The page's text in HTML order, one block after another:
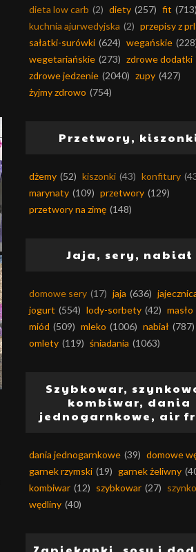
dieta low carb (2) diety (257) fit (713)
kuchnia ajurwedyjska (2) przepisy z
sałatki-surówki (624) wegańskie
wegetariańskie (273) zdrowe dodatki
zdrowe jedzenie (2040) zupy (427)
żyjmy zdrowo (754)
Przetwory,
dżemy (52) kiszonki (43) konfitury
marynaty (109) przetwory (129)
przetwory na zimę (148)
Jaja, sery, nabiał
domowe sery (17) jaja (636)
jogurt (554) lody-sorbety (42) masło
miód (509) mleko (1006) nabiał (787)
omlety (119) śniadania (1063)
Szybkowar,
kombiwar, dania
jednogarnkowe, air
dania jednogarnkowe (39) domowe
garnek rzymski (19) garnek żeliwny
kombiwar (12) szybkowar (27)
wędliny (40)